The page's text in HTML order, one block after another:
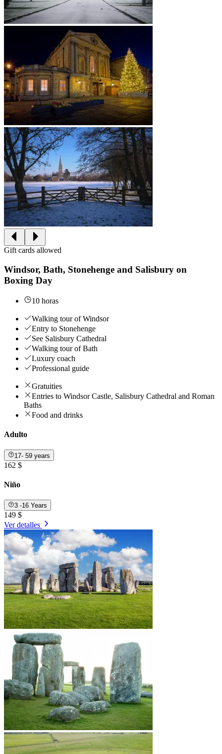
Gift cards allowed
Windsor, Bath, Stonehenge and Salisbury on
Boxing Day
10 horas
Walking tour of Windsor
Entry to Stonehenge
See Salisbury Cathedral
Walking tour of Bath
Luxury coach
Professional guide
Gratuities
Entries to Windsor Castle, Salisbury Cathedral and Roman
Baths
Food and drinks
Adulto
17- 59 years
162 $
Niño
3 -16 Years
149 $
Ver detalles